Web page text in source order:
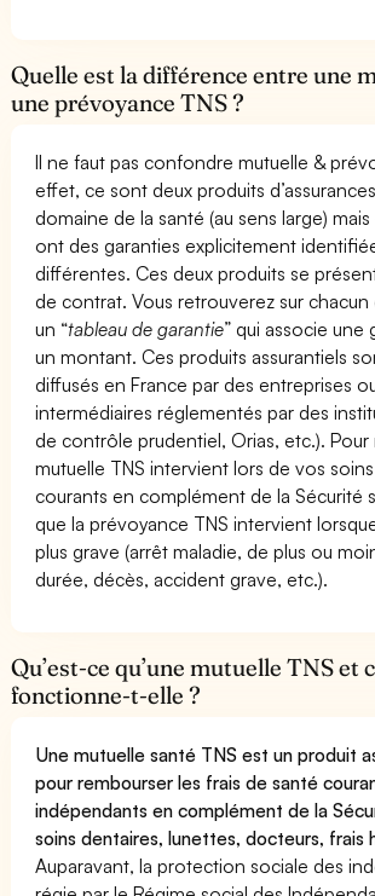
Quelle est la différence entre une
une prévoyance TNS ?
Il ne faut pas confondre mutuelle &
effet, ce sont deux produits
domaine de la santé (au sens large)
ont des garanties explicitement
différentes. Ces deux produits se
de contrat. Vous retrouverez sur
un “tableau de garantie” qui associe une
un montant. Ces produits assurantiels
diffusés en France par des entreprises
intermédiaires réglementés par des
de contrôle prudentiel, Orias, etc.). Pour
mutuelle TNS intervient lors de vos
courants en complément de la Sécurité
que la prévoyance TNS intervient
plus grave (arrêt maladie, de plus ou
durée, décès, accident grave, etc.).
Qu’est-ce qu’une mutuelle TNS et
fonctionne-t-elle ?
Une mutuelle santé TNS est un produit
pour rembourser les frais de santé
indépendants en complément de la
soins dentaires, lunettes, docteurs, frais
Auparavant, la protection sociale des